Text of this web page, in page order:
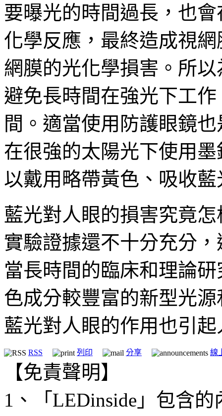
要曝光的時間過長，也
化學反應，最終造成視
網膜的光化學損害。所
避免長時間在強光下工
間。適當使用防護眼鏡
在很強的太陽光下使用
以戴用略帶黃色、吸收
藍光對人眼的損害究竟
實驗證據還不十分充分
當長時間的臨床和理論
色成分較豐富的新型光
藍光對人眼的作用也引
RSS 列印 分享 線
【免責聲明】
1、「LEDinside」包含